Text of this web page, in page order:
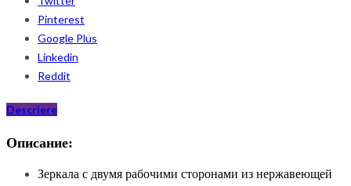
Pinterest
Google Plus
Linkedin
Reddit
Descriere
Описание:
Зеркала с двумя рабочими сторонами из нержавеющей